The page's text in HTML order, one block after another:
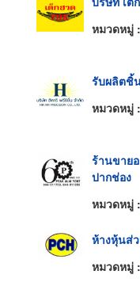
หมวดหมู่ :
รับผลิตชิ้
หมวดหมู่ :
ร้านขาย
ปากช่อง
หมวดหมู่ :
ห้างหุ้นส่
หมวดหมู่ :